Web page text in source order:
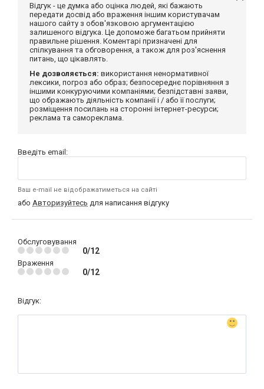
Відгук - це думка або оцінка людей, які бажають
передати досвід або враження іншим користувачам
нашого сайту з обов'язковою аргументацією
залишеного відгука. Це допоможе багатьом прийняти
правильне рішення. Коментарі призначені для
спілкування та обговорення, а також для роз'яснення
питань, що цікавлять.
Не дозволяється: використання ненормативної
лексики, погроз або образ; безпосереднє порівняння з
іншими конкуруючими компаніями; безпідставні заяви,
що ображають діяльність компанії і / або її послуги;
розміщення посилань на сторонні інтернет-ресурси;
реклама та самореклама.
Введіть email:
Ваш e-mail не відображатиметься на сайті
або Авторизуйтесь для написання відгуку
Обслуговування
0/12
Враження
0/12
Відгук: